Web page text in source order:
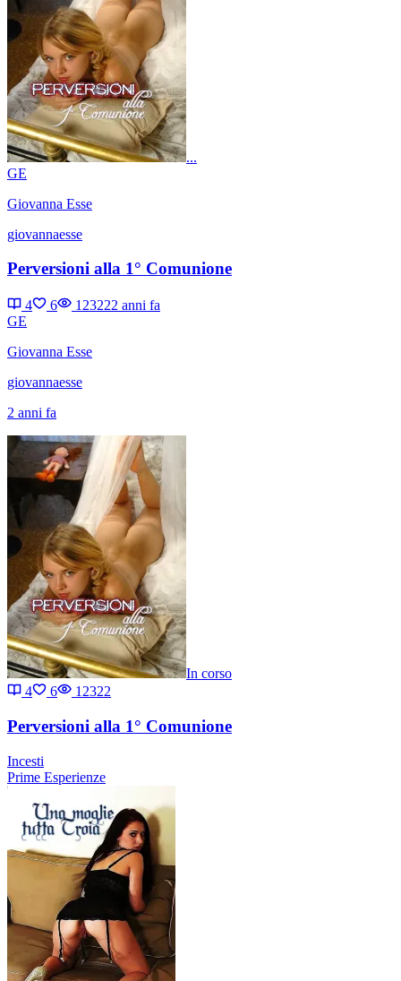
...
GE
Giovanna Esse
giovannaesse
Perversioni alla 1° Comunione
4 6 123222 anni fa
GE
Giovanna Esse
giovannaesse
2 anni fa
In corso
4
6 12322
Perversioni alla 1° Comunione
Incesti
Prime Esperienze